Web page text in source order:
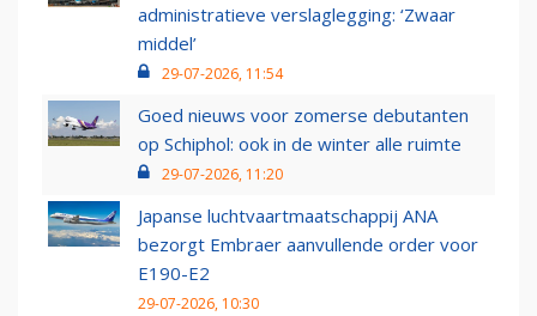
administratieve verslaglegging: ‘Zwaar
middel’
29-07-2026, 11:54
Goed nieuws voor zomerse debutanten
op Schiphol: ook in de winter alle ruimte
29-07-2026, 11:20
Japanse luchtvaartmaatschappij ANA
bezorgt Embraer aanvullende order voor
E190-E2
29-07-2026, 10:30